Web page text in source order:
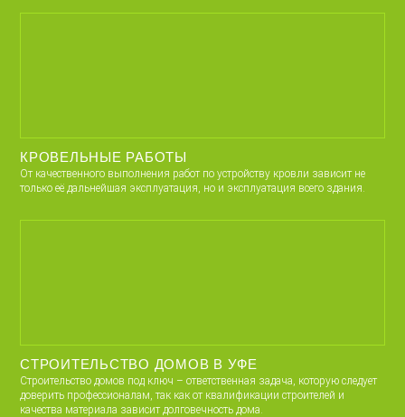
КРОВЕЛЬНЫЕ РАБОТЫ
От качественного выполнения работ по устройству кровли зависит не
только её дальнейшая эксплуатация, но и эксплуатация всего здания.
СТРОИТЕЛЬСТВО ДОМОВ В УФЕ
Строительство домов под ключ – ответственная задача, которую следует
доверить профессионалам, так как от квалификации строителей и
качества материала зависит долговечность дома.